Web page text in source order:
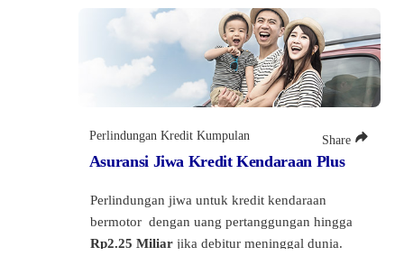
Perlindungan Kredit Kumpulan Share
Asuransi Jiwa Kredit Kendaraan Plus
Perlindungan jiwa untuk kredit kendaraan
bermotor dengan uang pertanggungan hingga
Rp2.25 Miliarjika debitur meninggal dunia.